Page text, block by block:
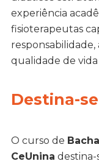
experiência
fisioterapeutas
qualidade de vida
Destina-
O curso de
CeUnina destina-